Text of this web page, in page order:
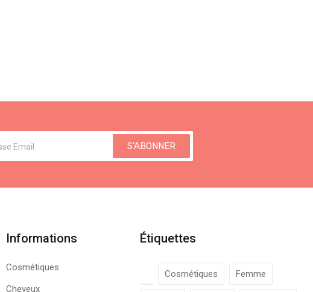
S'ABONNER
Informations
Cosmétiques
Cheveux
Étiquettes
Cosmétiques Femme